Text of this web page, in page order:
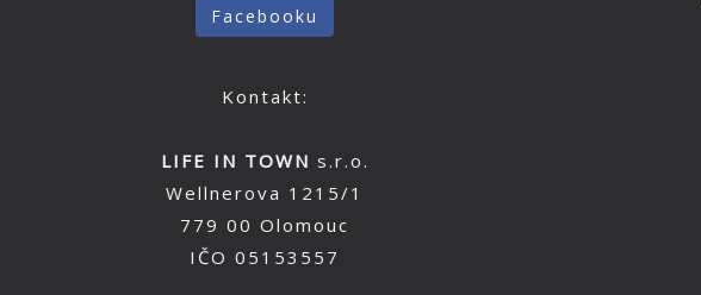
Facebooku
Kontakt:
LIFE IN TOWN s.r.o.
Wellnerova 1215/1
779 00 Olomouc
IČO 05153557